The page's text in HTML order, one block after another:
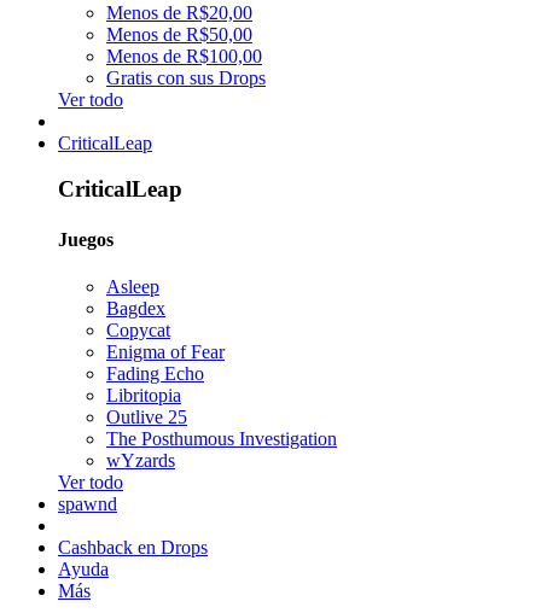
Menos de R$20,00
Menos de R$50,00
Menos de R$100,00
Gratis con sus Drops
Ver todo
CriticalLeap
CriticalLeap
Juegos
Asleep
Bagdex
Copycat
Enigma of Fear
Fading Echo
Libritopia
Outlive 25
The Posthumous Investigation
wYzards
Ver todo
spawnd
Cashback en Drops
Ayuda
Más